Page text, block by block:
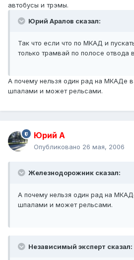
автобусы и трэмы.
Юрий Аралов сказал:
Так что если что по МКАД и
только трамвай по полосе отвода
А почему нельзя один рад на МКАДе в
шпалами и может рельсами.
Юрий А
Опубликовано 26 мая, 2006
Железнодорожник сказал:
А почему нельзя один рад на
шпалами и может рельсами.
Независимый эксперт сказал: